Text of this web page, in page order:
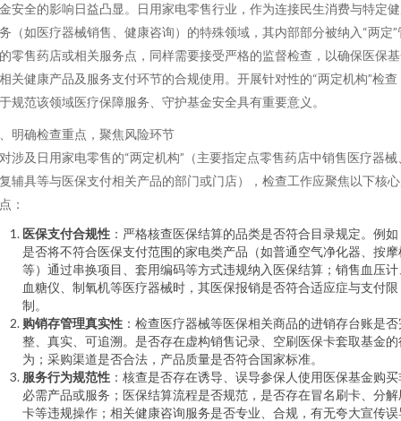
安全的影响日益凸显。日用家电零售行业，作为连接民生消费与特定
（如医疗器械销售、健康咨询）的特殊领域，其内部部分被纳入“两定”
零售药店或相关服务点，同样需要接受严格的监督检查，以确保医保
关健康产品及服务支付环节的合规使用。开展针对性的“两定机构”检查
规范该领域医疗保障服务、守护基金安全具有重要意义。
明确检查重点，聚焦风险环节
涉及日用家电零售的“两定机构”（主要指定点零售药店中销售医疗器械
辅具等与医保支付相关产品的部门或门店），检查工作应聚焦以下核
：
医保支付合规性 ：严格核查医保结算的品类是否符合目录规定。例如
是否将不符合医保支付范围的家电类产品（如普通空气净化器、按摩
等）通过串换项目、套用编码等方式违规纳入医保结算；销售血压计
血糖仪、制氧机等医疗器械时，其医保报销是否符合适应症与支付限
制。
购销存管理真实性 ：检查医疗器械等医保相关商品的进销存台账是
整、真实、可追溯。是否存在虚构销售记录、空刷医保卡套取基金的
为；采购渠道是否合法，产品质量是否符合国家标准。
服务行为规范性 ：核查是否存在诱导、误导参保人使用医保基金购买
必需产品或服务；医保结算流程是否规范，是否存在冒名刷卡、分解
卡等违规操作；相关健康咨询服务是否专业、合规，有无夸大宣传误